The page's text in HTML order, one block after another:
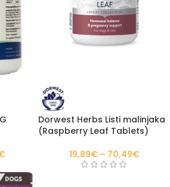
Dorwest Herbs Listi malinjaka
(Raspberry Leaf Tablets)
19,89€ – 70,49€